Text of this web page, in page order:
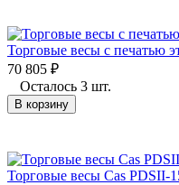
Торговые весы с печатью
70 805 ₽
Осталось 3 шт.
В корзину
Торговые весы Cas PDSII-